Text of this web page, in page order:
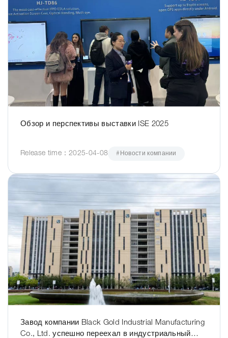
Обзор и перспективы выставки ISE 2025
Release time：2025-04-08 #Новости компании
Завод компании Black Gold Industrial Manufacturing
Co., Ltd. успешно переехал в индустриальный